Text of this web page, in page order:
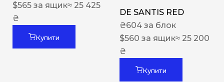
$565 за ящик≈ 25 425
₴
Купити
DE SANTIS RED
₴604 за блок
$560 за ящик≈ 25 200
₴
Купити